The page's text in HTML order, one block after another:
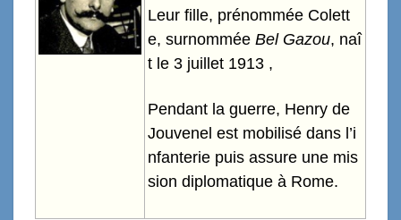
Leur fille, prénommée Colett
e, surnomméeBel Gazou, naî
t le 3 juillet 1913 ,
Pendant la guerre, Henry de
Jouvenel est mobilisé dans l’i
nfanterie puis assure une mis
sion diplomatique à Rome.